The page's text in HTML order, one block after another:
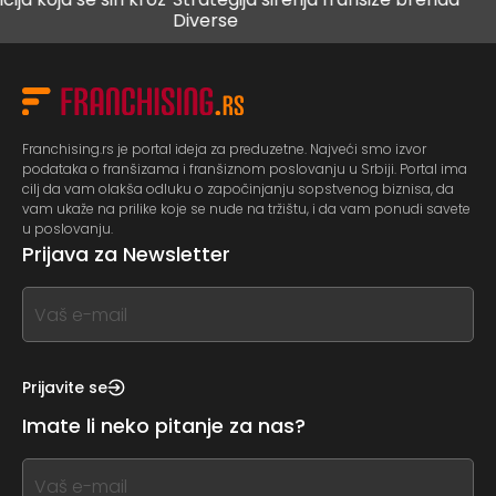
Diverse
Franchising.rs je portal ideja za preduzetne. Najveći smo izvor
podataka o franšizama i franšiznom poslovanju u Srbiji. Portal ima
cilj da vam olakša odluku o započinjanju sopstvenog biznisa, da
vam ukaže na prilike koje se nude na tržištu, i da vam ponudi savete
u poslovanju.
Prijava za Newsletter
If
you
this,
this
form
Prijavite se
Imate li neko pitanje za nas?
If